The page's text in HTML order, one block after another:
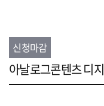
신청마감
아날로그콘텐츠 디